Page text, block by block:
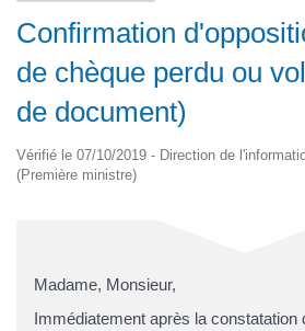
Confirmation
de chèque perdu ou
de document)
Vérifié le 07/10/2019 - Direction de
(Première ministre)
Madame, Monsieur,
Immédiatement après la constatation